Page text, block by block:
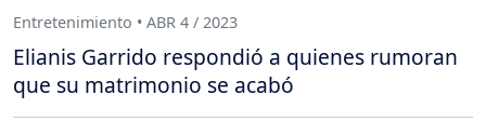
Entretenimiento • ABR 4 / 2023
Elianis Garrido respondió a quienes rumoran
que su matrimonio se acabó